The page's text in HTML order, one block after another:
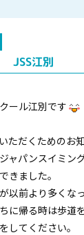
JSS江別
ール江別です
ただくためのお知
ャパンスイミン
きました。
以前より多くなっ
に帰る時は歩道
してください。